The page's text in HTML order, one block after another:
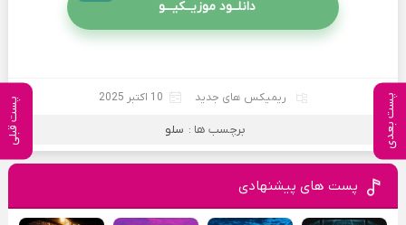
پست بعدی پست قبلی
دانلــود موزیــکیـــو
ریمیکس های جدید 10 اکتبر 2025
برچسب ها : سلو
پست های پیشنهادی